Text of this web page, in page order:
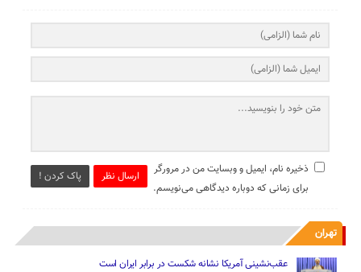
ارسال نظر پاک کردن !
ذخیره نام، ایمیل و وبسایت من در مرورگر
برای زمانی که دوباره دیدگاهی می‌نویسم.
تهران
عقب‌نشینی آمریکا نشانه شکست در برابر ایران است